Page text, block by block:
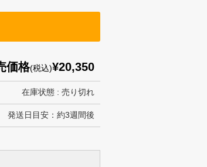
価格(税込)¥20,350
在庫状態 : 売り切れ
発送日目安：約3週間後